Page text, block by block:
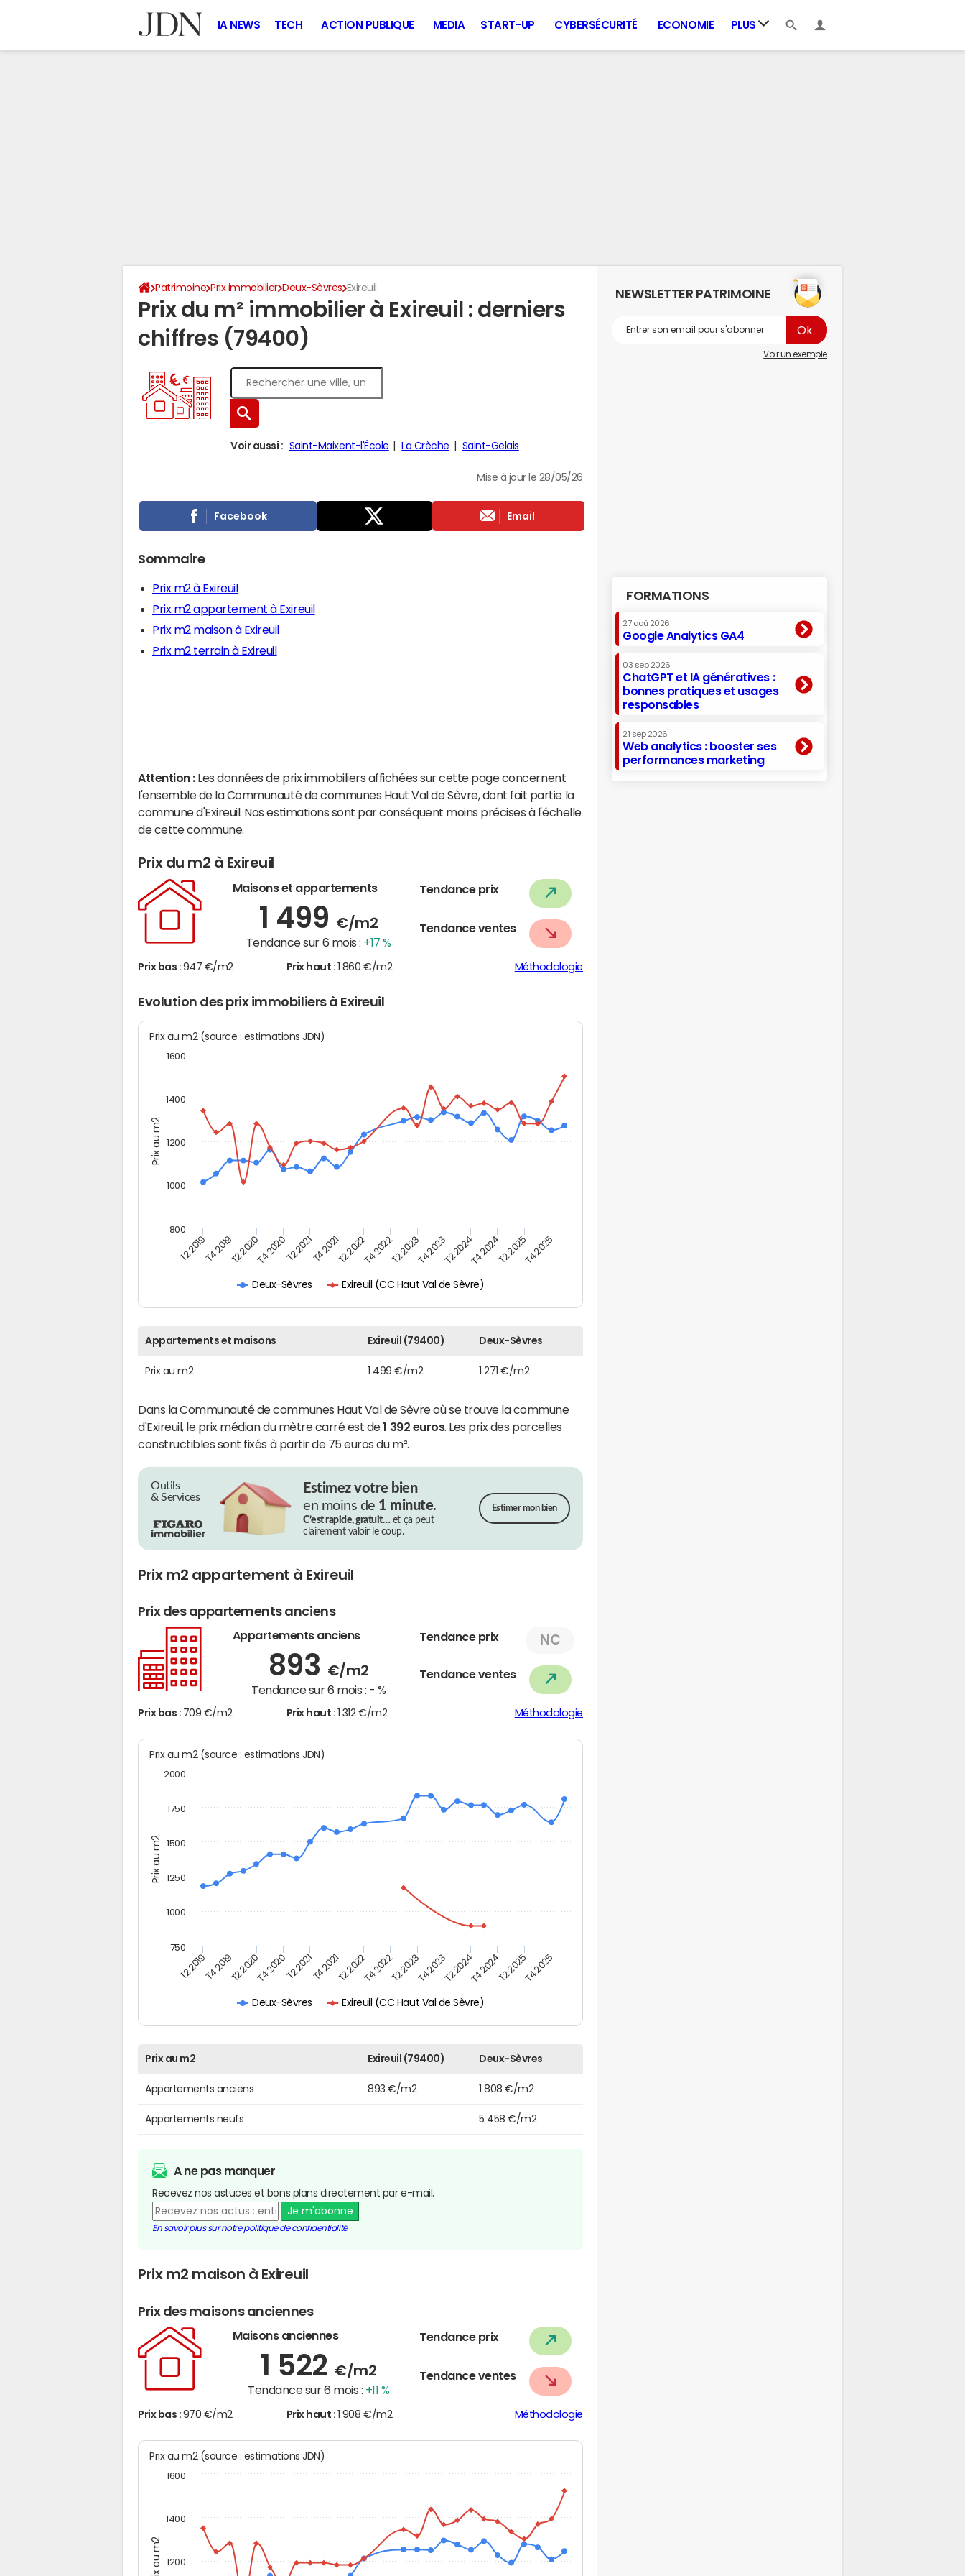
IA NEWS TECH ACTION PUBLIQUE MEDIA START-UP CYBERSÉCURITÉ ECONOMIE PLUS
Patrimoine Prix immobilier Deux-Sèvres Exireuil
Prix du m² immobilier à Exireuil : derniers
chiffres (79400)
Voir aussi : Saint-Maixent-l'École La Crèche Saint-Gelais
Mise à jour le 28/05/26
Facebook Email
Sommaire
Prix m2 à Exireuil
Prix m2 appartement à Exireuil
Prix m2 maison à Exireuil
Prix m2 terrain à Exireuil
Attention : Les données de prix immobiliers affichées sur cette page concernent
l'ensemble de la Communauté de communes Haut Val de Sèvre, dont fait partie la
commune d'Exireuil. Nos estimations sont par conséquent moins précises à l'échelle
de cette commune.
Prix du m2 à Exireuil
Maisons et appartements
1 499 €/m2
Tendance sur 6 mois : +17 %
Tendance prix
Tendance ventes
Prix bas : 947 €/m2 Prix haut : 1 860 €/m2 Méthodologie
Evolution des prix immobiliers à Exireuil
Prix au m2
Prix au m2 (source : estimations JDN)
Deux-Sèvres Exireuil (CC Haut Val de Sèvre)
T2 2019T4 2019T2 2020T4 2020T2 2021T4 2021T2 2022T4 2022T2 2023T4 2023T2 2024T4 2024T2 2025T4 2025
1000
1200
1400
1600
800
Appartements et maisons Exireuil (79400) Deux-Sèvres
Prix au m2 1 499 €/m2 1 271 €/m2
Dans la Communauté de communes Haut Val de Sèvre où se trouve la commune
d'Exireuil, le prix médian du mètre carré est de1 392 euros. Les prix des parcelles
constructibles sont fixés à partir de 75 euros du m².
Outils
& Services
Estimez votre bien
en moins de 1 minute.
C’est rapide, gratuit…et ça peut
clairement valoir le coup.
Estimer mon bien
Prix m2 appartement à Exireuil
Prix des appartements anciens
Appartements anciens
893 €/m2
Tendance sur 6 mois : - %
Tendance prix NC
Tendance ventes
Prix bas : 709 €/m2 Prix haut : 1 312 €/m2 Méthodologie
Prix au m2
Prix au m2 (source : estimations JDN)
Deux-Sèvres Exireuil (CC Haut Val de Sèvre)
T2 2019T4 2019T2 2020T4 2020T2 2021T4 2021T2 2022T4 2022T2 2023T4 2023T2 2024T4 2024T2 2025T4 2025
750
1000
1250
1500
1750
2000
Prix au m2 Exireuil (79400) Deux-Sèvres
Appartements anciens 893 €/m2 1 808 €/m2
Appartements neufs 5 458 €/m2
A ne pas manquer
Recevez nos astuces et bons plans directement par e-mail.
Je m'abonne
En savoir plus sur notre politique de confidentialité
Prix m2 maison à Exireuil
Prix des maisons anciennes
Maisons anciennes
1 522 €/m2
Tendance sur 6 mois : +11 %
Tendance prix
Tendance ventes
Prix bas : 970 €/m2 Prix haut : 1 908 €/m2 Méthodologie
Prix au m2
Prix au m2 (source : estimations JDN)
1200
1400
1600
NEWSLETTER PATRIMOINE
Voir un exemple
FORMATIONS
27 aoû 2026
Google Analytics GA4
03 sep 2026
ChatGPT et IA génératives :
bonnes pratiques et usages
responsables
21 sep 2026
Web analytics : booster ses
performances marketing